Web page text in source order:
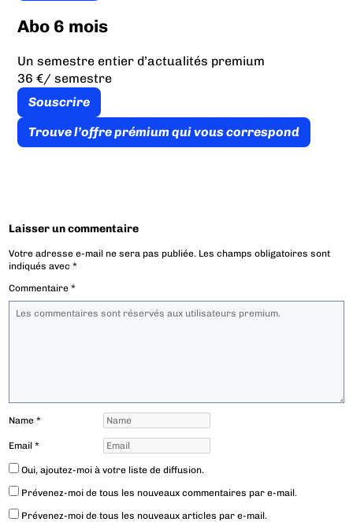
Abo 6 mois
Un semestre entier d’actualités premium
36 €/ semestre
Souscrire
Trouve l’offre prémium qui vous correspond
Laisser un commentaire
Votre adresse e-mail ne sera pas publiée. Les champs obligatoires sont
indiqués avec*
Commentaire*
Name*
Email*
Oui, ajoutez-moi à votre liste de diffusion.
Prévenez-moi de tous les nouveaux commentaires par e-mail.
Prévenez-moi de tous les nouveaux articles par e-mail.